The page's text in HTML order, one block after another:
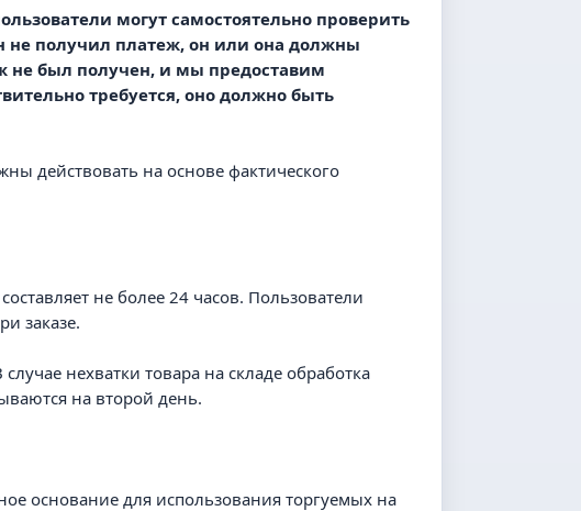
могут самостоятельно проверить
не получил платеж, он или она должны
не был получен, и мы предоставим
требуется, оно должно быть
действовать на основе фактического
не более 24 часов. Пользователи
заказе.
нехватки товара на складе обработка
на второй день.
основание для использования торгуемых на